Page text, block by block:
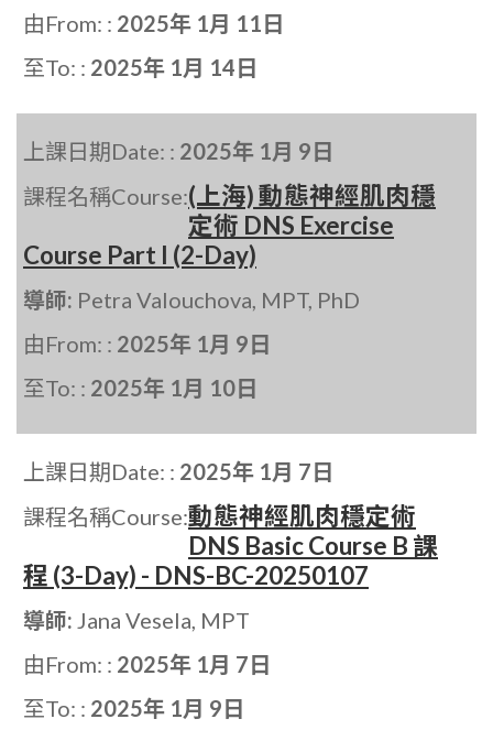
由From: : 2025年 1月 11日
至To: : 2025年 1月 14日
上課日期Date: : 2025年 1月 9日
課程名稱Course:(上海) 動態神經肌肉穩
定術 DNS Exercise
Course Part I (2-Day)
導師: Petra Valouchova, MPT, PhD
由From: : 2025年 1月 9日
至To: : 2025年 1月 10日
上課日期Date: : 2025年 1月 7日
課程名稱Course:動態神經肌肉穩定術
DNS Basic Course B 課
程 (3-Day) - DNS-BC-20250107
導師: Jana Vesela, MPT
由From: : 2025年 1月 7日
至To: : 2025年 1月 9日